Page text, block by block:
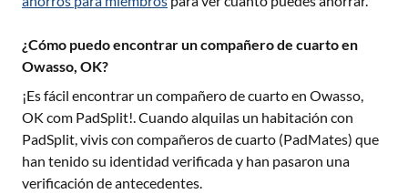
¿Cómo puedo encontrar un compañero de cuarto en
Owasso, OK?
¡Es fácil encontrar un compañero de cuarto en Owasso,
OK com PadSplit!. Cuando alquilas un habitación con
PadSplit, vivis con compañeros de cuarto (PadMates) que
han tenido su identidad verificada y han pasaron una
verificación de antecedentes.